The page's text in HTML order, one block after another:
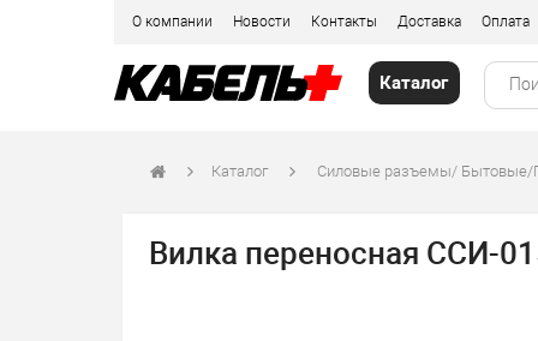
О компании Новости Контакты Доставка Оплата
Каталог
Каталог Силовые разъемы/
Вилка переносная ССИ-